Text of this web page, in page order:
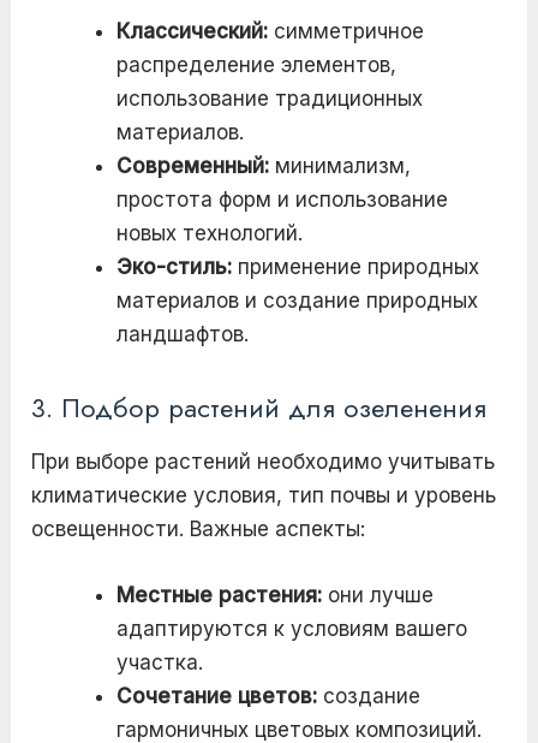
Классический: симметричное
распределение элементов,
использование традиционных
материалов.
Современный: минимализм,
простота форм и использование
новых технологий.
Эко-стиль: применение природных
материалов и создание природных
ландшафтов.
3. Подбор растений для озеленения
При выборе растений необходимо учитывать
климатические условия, тип почвы и уровень
освещенности. Важные аспекты:
Местные растения: они лучше
адаптируются к условиям вашего
участка.
Сочетание цветов: создание
гармоничных цветовых композиций.